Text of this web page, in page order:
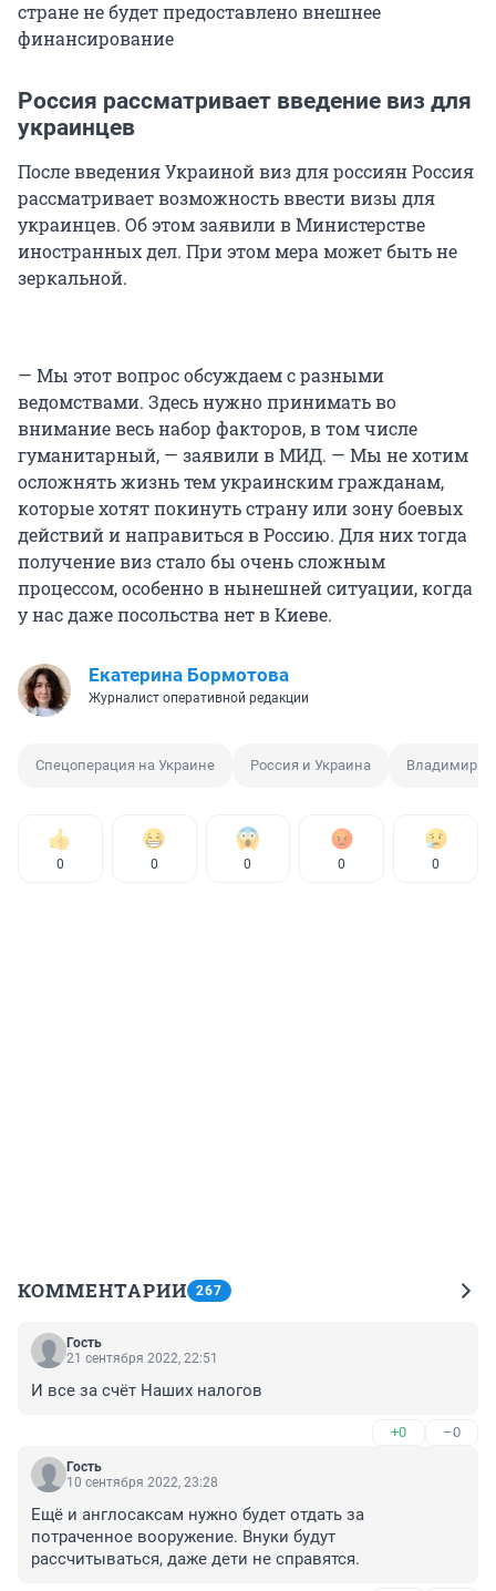
стране не будет предоставлено внешнее
финансирование
Россия рассматривает введение виз для
украинцев
После введения Украиной виз для россиян Россия
рассматривает возможность ввести визы для
украинцев. Об этом заявили в Министерстве
иностранных дел. При этом мера может быть не
зеркальной.
— Мы этот вопрос обсуждаем с разными
ведомствами. Здесь нужно принимать во
внимание весь набор факторов, в том числе
гуманитарный, — заявили в МИД. — Мы не хотим
осложнять жизнь тем украинским гражданам,
которые хотят покинуть страну или зону боевых
действий и направиться в Россию. Для них тогда
получение виз стало бы очень сложным
процессом, особенно в нынешней ситуации, когда
у нас даже посольства нет в Киеве.
Екатерина Бормотова
Журналист оперативной редакции
Спецоперация на Украине Россия и Украина Владимир
0 0 0 0 0
КОММЕНТАРИИ 267
Гость
21 сентября 2022, 22:51
И все за счёт Наших налогов
+0 –0
Гость
10 сентября 2022, 23:28
Ещё и англосаксам нужно будет отдать за
потраченное вооружение. Внуки будут
рассчитываться, даже дети не справятся.